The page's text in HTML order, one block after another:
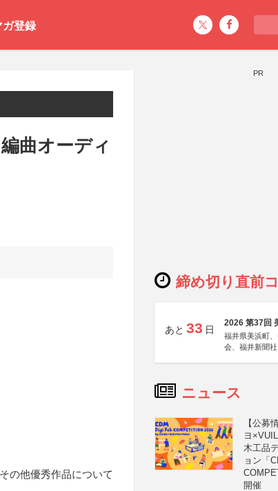
ガ登録
曲オーディ
の他優秀作品について
PR
締め切り直前
あと 33 日
2026 第37回
福井県美浜町
会、福井新聞社
ニュース
【公募
ヨ
木工品
ョン「
開催